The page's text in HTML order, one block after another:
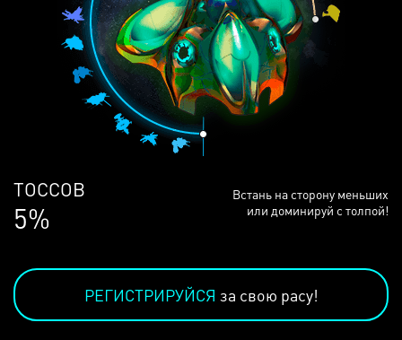
ЛЮДЕЙ
69%
Встань на сторону меньших
или доминируй с толпой!
РЕГИСТРИРУЙСЯ за свою расу!